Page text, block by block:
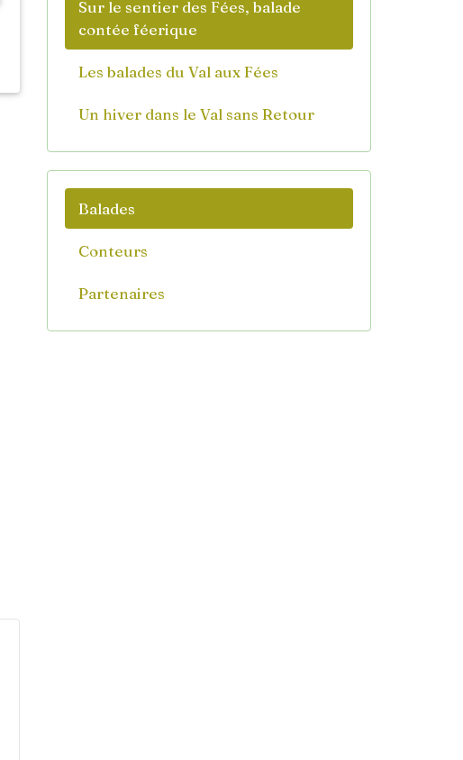
Sur le sentier des Fées, balade
contée féerique
Les balades du Val aux Fées
Un hiver dans le Val sans Retour
Balades
Conteurs
Partenaires